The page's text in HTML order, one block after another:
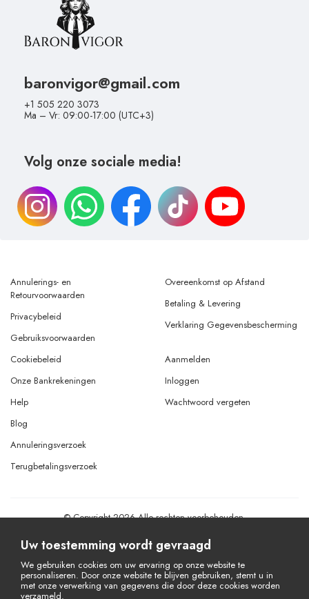
baronvigor@gmail.com
+1 505 220 3073
Ma – Vr: 09:00-17:00 (UTC+3)
Volg onze sociale media!
Annulerings- en
Retourvoorwaarden
Privacybeleid
Gebruiksvoorwaarden
Overeenkomst op Afstand
Betaling & Levering
Verklaring Gegevensbescherming
Cookiebeleid
Onze Bankrekeningen
Help
Aanmelden
Inloggen
Wachtwoord vergeten
Blog
Annuleringsverzoek
Terugbetalingsverzoek
© Copyright 2026 Alle rechten voorbehouden.
Uw toestemming wordt gevraagd
We gebruiken cookies om uw ervaring op onze website te
personaliseren. Door onze website te blijven gebruiken, stemt u in
met onze verwerking van gegevens die door deze cookies worden
verzameld.